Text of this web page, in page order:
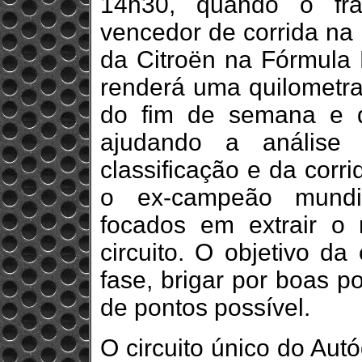
vencedor de corrida
da Citroën na
renderá uma
do fim de semana e
ajudando a análise
classificação e da
o ex-campeão
focados em extrair o
circuito. O objetivo
fase, brigar por boas
de pontos possível.
O circuito único do